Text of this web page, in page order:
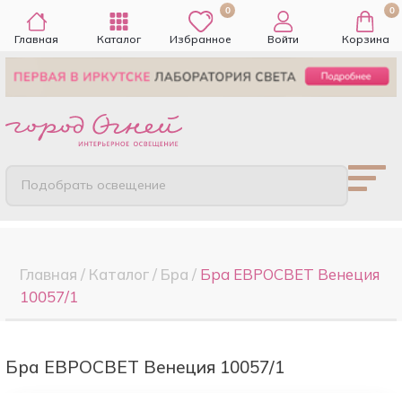
Главная Каталог
0
Избранное Войти
0
Корзина
Подобрать освещение
Главная / Каталог/ Бра / Бра ЕВРОСВЕТ Венеция
10057/1
Бра ЕВРОСВЕТ Венеция 10057/1